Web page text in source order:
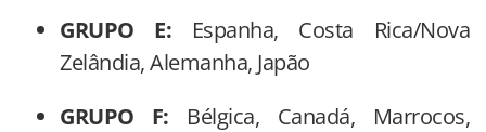
GRUPO E: Espanha, Costa Rica/Nova
Zelândia, Alemanha, Japão
GRUPO F: Bélgica, Canadá, Marrocos,